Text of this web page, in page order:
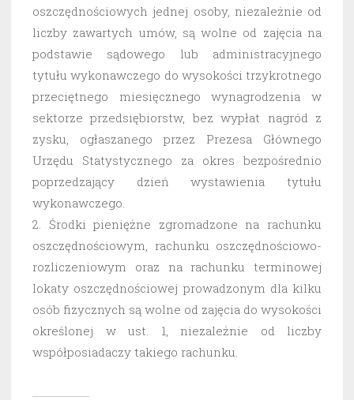
oszczędnościowych jednej osoby, niezależnie od
liczby zawartych umów, są wolne od zajęcia na
podstawie sądowego lub administracyjnego
tytułu wykonawczego do wysokości trzykrotnego
przeciętnego miesięcznego wynagrodzenia w
sektorze przedsiębiorstw, bez wypłat nagród z
zysku, ogłaszanego przez Prezesa Głównego
Urzędu Statystycznego za okres bezpośrednio
poprzedzający dzień wystawienia tytułu
wykonawczego.
2. Środki pieniężne zgromadzone na rachunku
oszczędnościowym, rachunku oszczędnościowo-
rozliczeniowym oraz na rachunku terminowej
lokaty oszczędnościowej prowadzonym dla kilku
osób fizycznych są wolne od zajęcia do wysokości
określonej w ust. 1, niezależnie od liczby
współposiadaczy takiego rachunku.